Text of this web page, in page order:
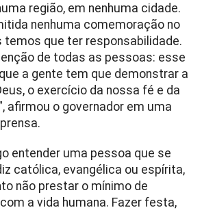
região, em nenhuma cidade.
nenhuma comemoração no
temos que ter responsabilidade.
de todas as pessoas: esse
a gente tem que demonstrar a
o exercício da nossa fé e da
afirmou o governador em uma
entender uma pessoa que se
católica, evangélica ou espírita,
não prestar o mínimo de
a vida humana. Fazer festa,